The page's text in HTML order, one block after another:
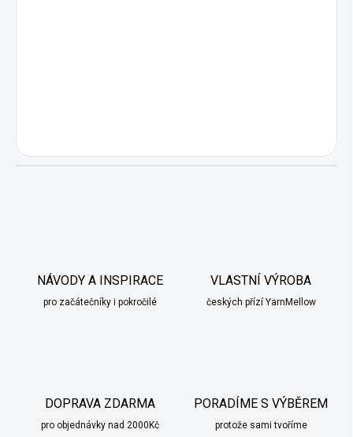
NÁVODY A INSPIRACE
pro začátečníky i pokročilé
VLASTNÍ VÝROBA
českých přízí YarnMellow
DOPRAVA ZDARMA
pro objednávky nad 2000Kč
PORADÍME S VÝBĚREM
protože sami tvoříme